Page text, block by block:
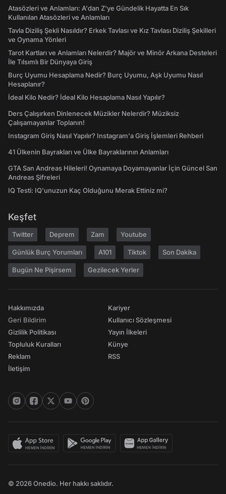
Atasözleri ve Anlamları: A'dan Z'ye Gündelik Hayatta En Sık
Kullanılan Atasözleri ve Anlamları
Tavla Diziliş Şekli Nasıldır? Erkek Tavlası ve Kız Tavlası Diziliş Şekilleri
ve Oynama Yönleri
Tarot Kartları ve Anlamları Nelerdir? Majör ve Minör Arkana Desteleri
İle Tılsımlı Bir Dünyaya Giriş
Burç Uyumu Hesaplama Nedir? Burç Uyumu, Aşk Uyumu Nasıl
Hesaplanır?
İdeal Kilo Nedir? İdeal Kilo Hesaplama Nasıl Yapılır?
Ders Çalışırken Dinlenecek Müzikler Nelerdir? Müziksiz
Çalışamayanlar Toplanın!
Instagram Giriş Nasıl Yapılır? Instagram'a Giriş İşlemleri Rehberi
41 Ülkenin Bayrakları ve Ülke Bayraklarının Anlamları
GTA San Andreas Hileleri! Oynamaya Doyamayanlar İçin Güncel San
Andreas Şifreleri
IQ Testi: IQ'unuzun Kaç Olduğunu Merak Ettiniz mi?
Keşfet
Twitter Deprem Zam Youtube
Günlük Burç Yorumları A101 Tiktok Son Dakika
Bugün Ne Pişirsem Gezilecek Yerler
Hakkımızda
Geri Bildirim
Gizlilik Politikası
Topluluk Kuralları
Reklam
İletişim
Kariyer
Kullanıcı Sözleşmesi
Yayın İlkeleri
Künye
RSS
© 2026 Onedio. Her hakkı saklıdır.